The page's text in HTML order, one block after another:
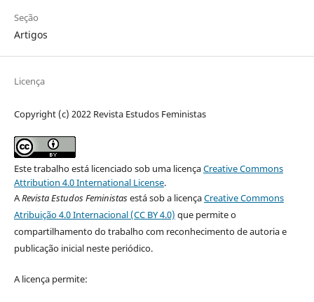
Seção
Artigos
Licença
Copyright (c) 2022 Revista Estudos Feministas
Este trabalho está licenciado sob uma licençaCreative Commons
Attribution 4.0 International License.
ARevista Estudos Feministasestá sob a licençaCreative Commons
Atribuição 4.0 Internacional (CC BY 4.0) que permite o
compartilhamento do trabalho com reconhecimento de autoria e
publicação inicial neste periódico.
A licença permite: